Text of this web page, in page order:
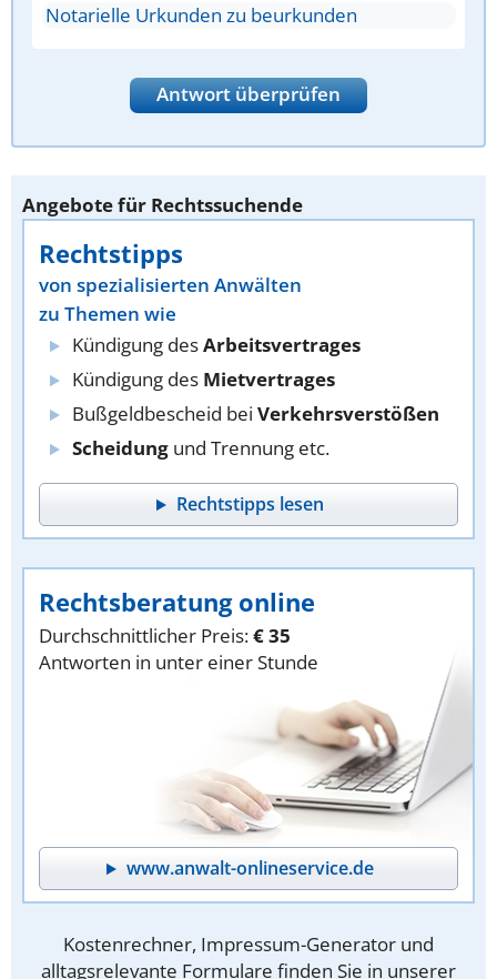
Notarielle Urkunden zu beurkunden
Antwort überprüfen
Angebote für Rechtssuchende
Rechtstipps
von spezialisierten Anwälten
zu Themen wie
Kündigung desArbeitsvertrages
Kündigung des Mietvertrages
Bußgeldbescheid bei Verkehrsverstößen
Scheidung und Trennung etc.
Rechtstipps lesen
Rechtsberatung online
Durchschnittlicher Preis:€ 35
Antworten in unter einer Stunde
www.anwalt-onlineservice.de
Kostenrechner, Impressum-Generator und
alltagsrelevante Formulare finden Sie in unserer